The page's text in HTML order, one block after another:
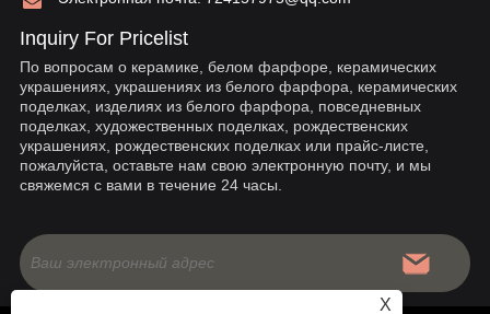
Inquiry For Pricelist
По вопросам о керамике, белом фарфоре, керамических
украшениях, украшениях из белого фарфора, керамических
поделках, изделиях из белого фарфора, повседневных
поделках, художественных поделках, рождественских
украшениях, рождественских поделках или прайс-листе,
пожалуйста, оставьте нам свою электронную почту, и мы
свяжемся с вами в течение 24 часы.
X